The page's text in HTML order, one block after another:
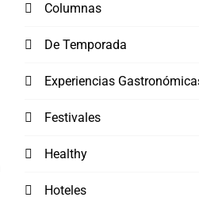
Columnas
De Temporada
Experiencias
Festivales
Healthy
Hoteles